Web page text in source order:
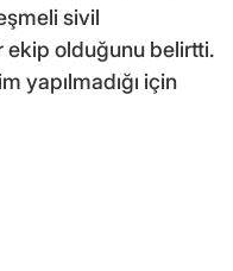
sivil
ekip olduğunu belirtti.
yapılmadığı için